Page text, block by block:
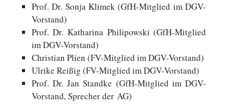
Prof. Dr. Sonja Klimek (GfH-Mitglied im DGV-
Vorstand)
Prof. Dr. Ka­tha­ri­na Phili­pow­ski (GfH-Mitglied
im DGV-Vorstand)
Chris­ti­an Plien (FV-Mitglied im DGV-Vorstand)
Ulrike Reißig (FV-Mitglied im DGV-Vorstand)
Prof. Dr. Jan Standke (GfH-Mitglied im DGV-
Vorstand, Spre­cher der AG)